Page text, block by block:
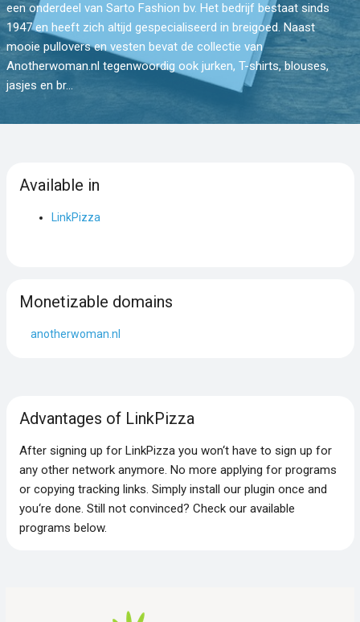
een onderdeel van Sarto Fashion bv. Het bedrijf bestaat sinds
1947 en heeft zich altijd gespecialiseerd in breigoed. Naast
mooie pullovers en vesten bevat de collectie van
Anotherwoman.nl tegenwoordig ook jurken, T-shirts, blouses,
jasjes en br...
Available in
LinkPizza
Monetizable domains
anotherwoman.nl
Advantages of LinkPizza
After signing up for LinkPizza you won‘t have to sign up for
any other network anymore. No more applying for programs
or copying tracking links. Simply install our plugin once and
you‘re done. Still not convinced? Check our available
programs below.